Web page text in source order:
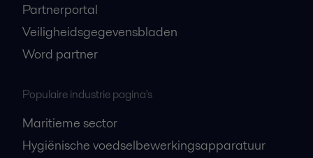
Partnerportal
Veiligheidsgegevensbladen
Word partner
Populaire industrie pagina's
Maritieme sector
Hygiënische voedselbewerkingsapparatuur